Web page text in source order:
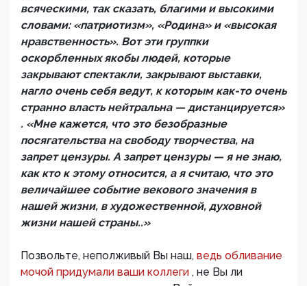
всяческими, так сказать, благими и высокими
словами: «патриотизм», «Родина» и «высокая
нравственность». Вот эти группки
оскорбленных якобы людей, которые
закрывают спектакли, закрывают выставки,
нагло очень себя ведут, к которым как-то очень
странно власть нейтральна — дистанцируется»
. «Мне кажется, что это безобразные
посягательства на свободу творчества, на
запрет цензуры. А запрет цензуры — я не знаю,
как кто к этому относится, а я считаю, что это
величайшее событие векового значения в
нашей жизни, в художественной, духовной
жизни нашей страны..»
Позвольте, неполживый Вы наш, ведь обливание
мочой придумали ваши коллеги , не Вы ли